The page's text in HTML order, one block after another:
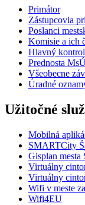
Primátor
Zástupcovia
Poslanci
Komisie a ich
Hlavný
Prednosta
Všeobecne
Úradné
Užitočné
Mobilná
SMARTCity
Gisplan mesta
Virtuálny
Virtuálny
Wifi v meste
Wifi4EU